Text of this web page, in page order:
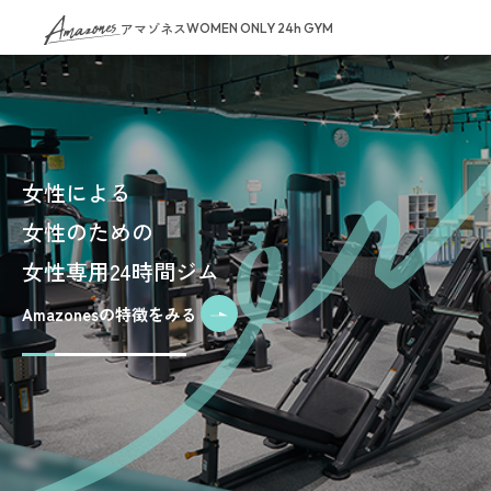
アマゾネスWOMEN ONLY 24h GYM
女性による
女性のための
女性専用24時間ジム
Amazonesの特徴をみる